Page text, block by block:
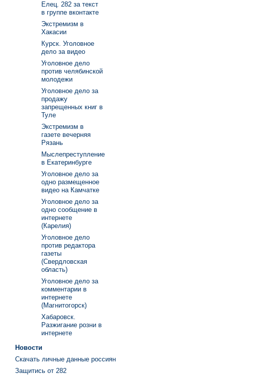
Елец. 282 за текст
в группе вконтакте
Экстремизм в
Хакасии
Курск. Уголовное
дело за видео
Уголовное дело
против челябинской
молодежи
Уголовное дело за
продажу
запрещенных книг в
Туле
Экстремизм в
газете вечерняя
Рязань
Мыслепреступление
в Екатеринбурге
Уголовное дело за
одно размещенное
видео на Камчатке
Уголовное дело за
одно сообщение в
интернете
(Карелия)
Уголовное дело
против редактора
газеты
(Свердловская
область)
Уголовное дело за
комментарии в
интернете
(Магнитогорск)
Хабаровск.
Разжигание розни в
интернете
Новости
Скачать личные данные россиян
Защитись от 282